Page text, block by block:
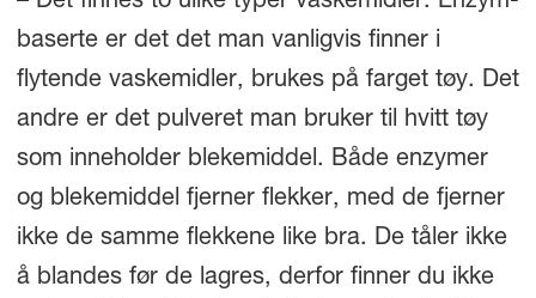
baserte er det det man vanligvis finner i
flytende vaskemidler, brukes på farget tøy. Det
andre er det pulveret man bruker til hvitt tøy
som inneholder blekemiddel. Både enzymer
og blekemiddel fjerner flekker, med de fjerner
ikke de samme flekkene like bra. De tåler ikke
å blandes før de lagres, derfor finner du ikke